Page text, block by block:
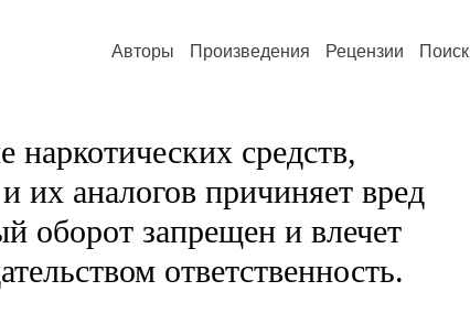
Авторы Произведения Рецензии Поиск
наркотических средств,
их аналогов причиняет вред
оборот запрещен и влечет
ответственность.